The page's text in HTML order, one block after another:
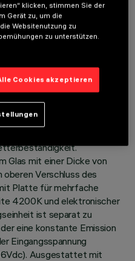
direktem Licht, zur
Montage als Decken- und
und Trägern für
Körper aus
Endstücken aus Zamak-
Glas mit einer Dicke von
Verschluss des
Platte für mehrfache
4200K und elektronischer
ist separat zu
eine konstante Emission
Eingangsspannung
Ausgestattet mit
klicken, stimmen Sie der
Gerät zu, um die
Websitenutzung zu
zu unterstützen.
Cookies akzeptieren